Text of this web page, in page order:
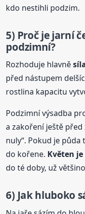
kdo nestihli podzim.
5) Proč je jarní
podzimní?
Rozhoduje hlavně
před nástupem
rostlina kapacitu
Podzimní výsadba
a zakoření ještě před
nuly“. Pokud je
do kořene. Květen
do té doby, už
6) Jak hluboko